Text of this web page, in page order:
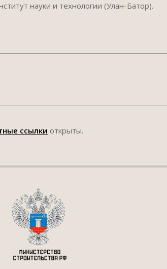
науки и технологии (Улан-Батор).
ссылки открыты.